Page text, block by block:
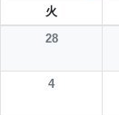
火
28
4